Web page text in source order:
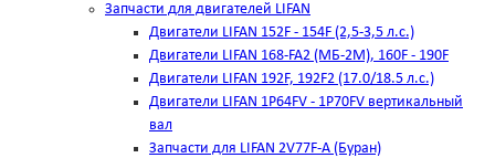
Запчасти для двигателей LIFAN
Двигатели LIFAN 152F - 154F (2,5-3,5 л.с.)
Двигатели LIFAN 168-FA2 (МБ-2М), 160F - 190F
Двигатели LIFAN 192F, 192F2 (17.0/18.5 л.с.)
Двигатели LIFAN 1Р64FV - 1Р70FV вертикальный
вал
Запчасти для LIFAN 2V77F-A (Буран)